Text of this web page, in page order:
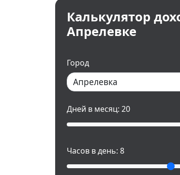
Калькулятор
Апрелевке
Город
Дней в месяц: 20
Часов в день: 8